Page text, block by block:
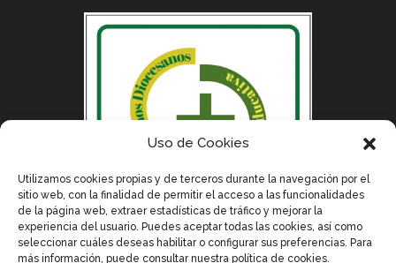
Uso de Cookies
Utilizamos cookies propias y de terceros durante la navegación por el
sitio web, con la finalidad de permitir el acceso a las funcionalidades
de la página web, extraer estadísticas de tráfico y mejorar la
experiencia del usuario. Puedes aceptar todas las cookies, así como
seleccionar cuáles deseas habilitar o configurar sus preferencias. Para
más información, puede consultar nuestra política de cookies.